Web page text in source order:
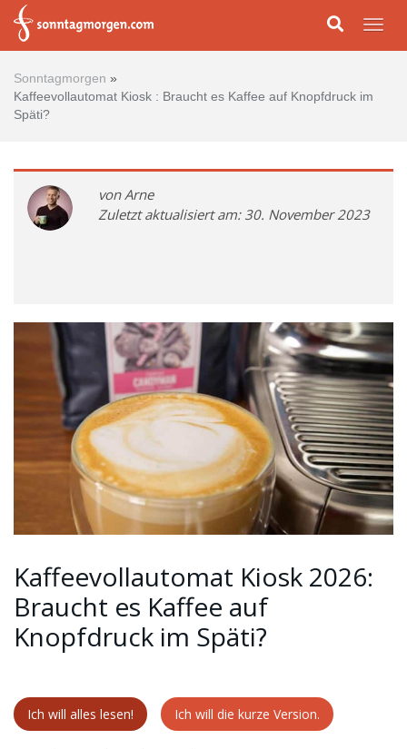
Skip to main content
Sonntagmorgen »
Kaffeevollautomat Kiosk : Braucht es Kaffee auf Knopfdruck im
Späti?
von Arne
Zuletzt aktualisiert am: 30. November 2023
Kaffeevollautomat Kiosk 2026:
Braucht es Kaffee auf
Knopfdruck im Späti?
Ich will alles lesen! Ich will die kurze Version.